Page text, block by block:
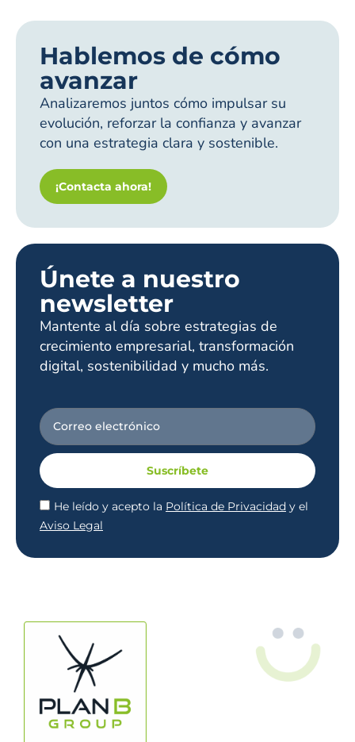
Hablemos de cómo
avanzar
Analizaremos juntos cómo impulsar su
evolución, reforzar la confianza y avanzar
con una estrategia clara y sostenible.
¡Contacta ahora!
Únete a nuestro
newsletter
Mantente al día sobre estrategias de
crecimiento empresarial, transformación
digital, sostenibilidad y mucho más.
He leído y acepto la Política de Privacidad y el
Aviso Legal
Suscríbete